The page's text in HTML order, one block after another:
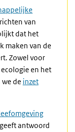
van
dat het
maken van de
Zowel voor
en het
de inzet
geeft antwoord